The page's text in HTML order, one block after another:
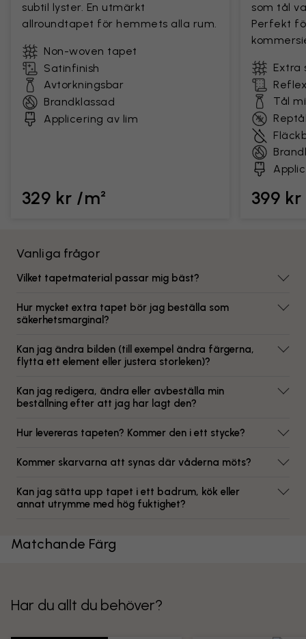
subtil lyster. En utmärkt
allroundtapet för hemmets alla rum.
Non-woven tapet
Satinfinish
Avtorkningsbar
Brandklassad
Applicering av lim
329 kr /m²
som tål
Perfekt
Extra
Tål
399
Vanliga frågor
Vilket tapetmaterial passar mig bäst?
Hur mycket extra tapet bör jag beställa som
säkerhetsmarginal?
Kan jag ändra bilden (till exempel ändra färgerna,
flytta ett element eller justera storleken)?
Kan jag redigera, ändra eller avbeställa min
beställning efter att jag har lagt den?
Hur levereras tapeten? Kommer den i ett stycke?
Kommer skarvarna att synas där våderna möts?
Kan jag sätta upp tapet i ett badrum, kök eller
annat utrymme med hög fuktighet?
Matchande Färg
Har du allt du behöver?